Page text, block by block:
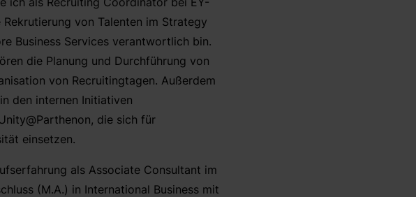
von Talenten im Strategy
Business Services verantwortlich bin.
die Planung und Durchführung von
von Recruitingtagen. Außerdem
den internen Initiativen
die sich für
einsetzen.
als Associate Consultant im
(M.A.) in International Business mit